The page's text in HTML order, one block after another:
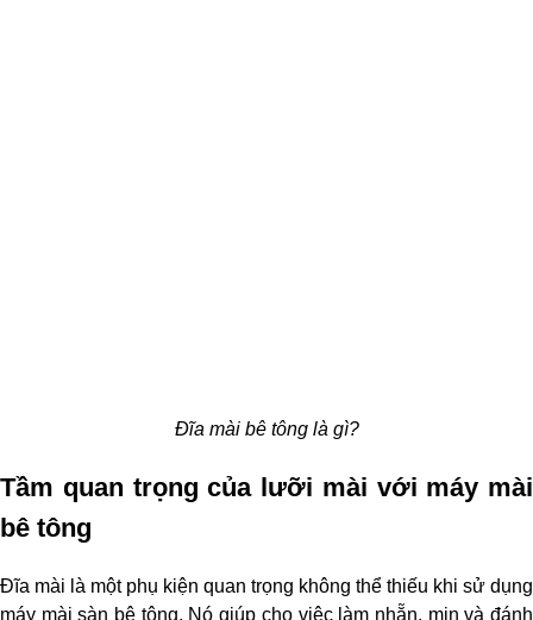
Đĩa mài bê tông là gì?
Tầm quan trọng của lưỡi mài với máy mài
bê tông
Đĩa mài là một phụ kiện quan trọng không thể thiếu khi sử dụng
máy mài sàn bê tông. Nó giúp cho việc làm nhẵn, mịn và đánh